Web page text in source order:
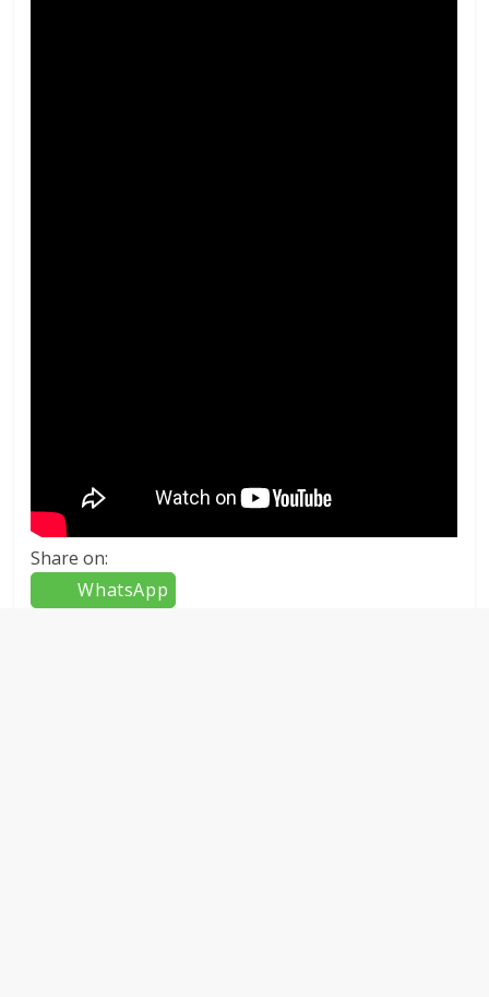
Share on:
WhatsApp